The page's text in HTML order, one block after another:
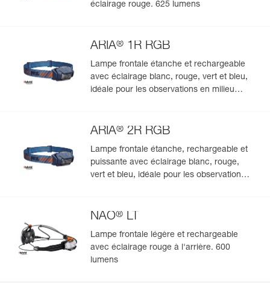
éclairage rouge. 625 lumens
ARIA® 1R RGB
Lampe frontale étanche et rechargeable
avec éclairage blanc, rouge, vert et bleu,
idéale pour les observations en milieu
ARIA® 2R RGB
Lampe frontale étanche, rechargeable et
puissante avec éclairage blanc, rouge,
vert et bleu, idéale pour les observations
NAO® LT
Lampe frontale légère et rechargeable
avec éclairage rouge à l'arrière. 600
lumens